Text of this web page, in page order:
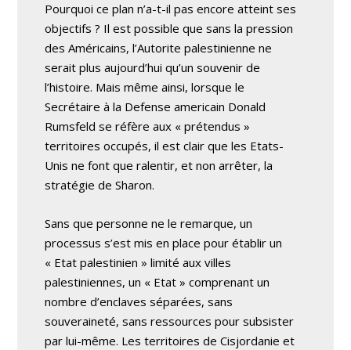
Pourquoi ce plan n’a-t-il pas encore atteint ses
objectifs ? Il est possible que sans la pression
des Américains, l’Autorite palestinienne ne
serait plus aujourd’hui qu’un souvenir de
l’histoire. Mais même ainsi, lorsque le
Secrétaire à la Defense americain Donald
Rumsfeld se réfère aux « prétendus »
territoires occupés, il est clair que les Etats-
Unis ne font que ralentir, et non arrêter, la
stratégie de Sharon.
Sans que personne ne le remarque, un
processus s’est mis en place pour établir un
« Etat palestinien » limité aux villes
palestiniennes, un « Etat » comprenant un
nombre d’enclaves séparées, sans
souveraineté, sans ressources pour subsister
par lui-même. Les territoires de Cisjordanie et